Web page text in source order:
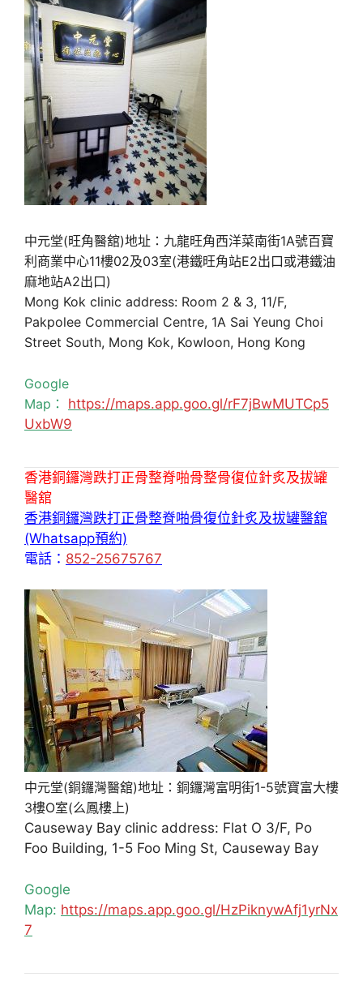
中元堂(旺角醫舘)地址：九龍旺角西洋菜南街1A號百寶
利商業中心11樓02及03室(港鐵旺角站E2出口或港鐵油
麻地站A2出口)
Mong Kok clinic address: Room 2 & 3, 11/F,
Pakpolee Commercial Centre, 1A Sai Yeung Choi
Street South, Mong Kok, Kowloon, Hong Kong
Google
Map： https://maps.app.goo.gl/rF7jBwMUTCp5
UxbW9
香港銅鑼灣跌打正骨整脊啪骨整骨復位針炙及拔罐
醫舘
香港銅鑼灣跌打正骨整脊啪骨復位針炙及拔罐醫舘
(Whatsapp預約)
電話： 852-25675767
中元堂(銅鑼灣醫舘)地址：銅鑼灣富明街1-5號寶富大樓
3樓O室(么鳳樓上)
Causeway Bay clinic address: Flat O 3/F, Po
Foo Building, 1-5 Foo Ming St, Causeway Bay
Google
Map: https://maps.app.goo.gl/HzPiknywAfj1yrNx
7